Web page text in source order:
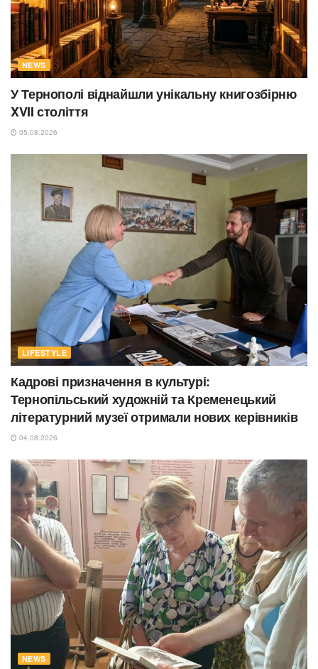
NEWS
У Тернополі віднайшли унікальну книгозбірню
XVII століття
05.08.2026
LIFESTYLE
Кадрові призначення в культурі:
Тернопільський художній та Кременецький
літературний музеї отримали нових керівників
04.08.2026
NEWS